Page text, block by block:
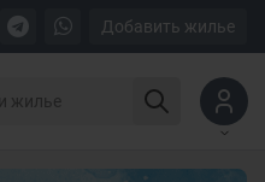
Добавить жилье